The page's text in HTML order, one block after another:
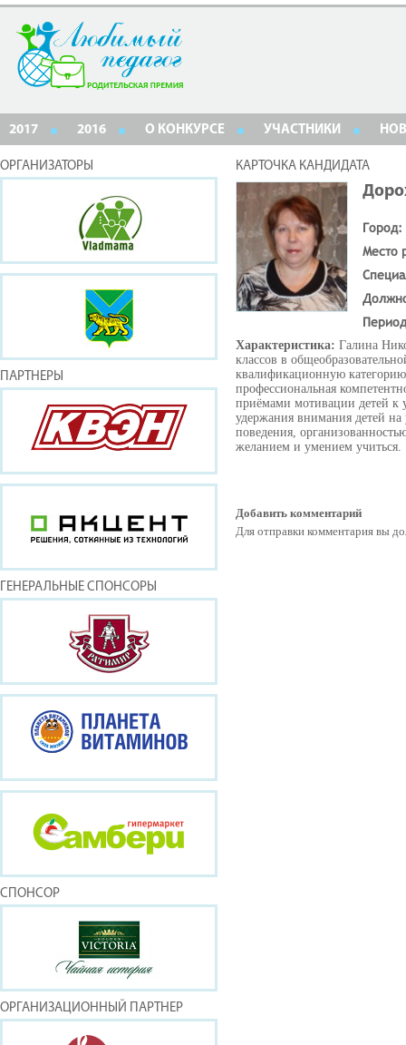
2017 2016 О КОНКУРСЕ УЧАСТНИКИ
ОРГАНИЗАТОРЫ
ПАРТНЕРЫ
ГЕНЕРАЛЬНЫЕ СПОНСОРЫ
СПОНСОР
ОРГАНИЗАЦИОННЫЙ ПАРТНЕР
КАРТОЧКА КАНДИДАТА
Город:
Место
Характеристика: Галина
классов в
квалификационную
профессиональная
приёмами мотивации детей к
удержания внимания детей на
поведения,
желанием и умением учиться.
Добавить комментарий
Для отправки комментария вы